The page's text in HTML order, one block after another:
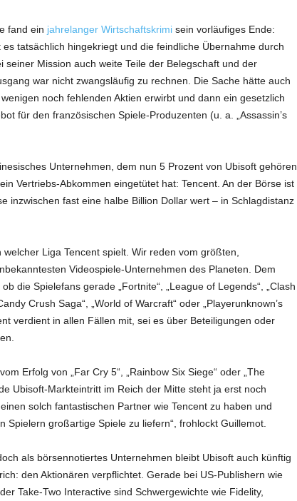
fand ein jahrelanger Wirtschaftskrimisein vorläufiges Ende:
tatsächlich hingekriegt und die feindliche Übernahme durch
seiner Mission auch weite Teile der Belegschaft und der
war nicht zwangsläufig zu rechnen. Die Sache hätte auch
noch fehlenden Aktien erwirbt und dann ein gesetzlich
für den französischen Spiele-Produzenten (u. a. „Assassin’s
Unternehmen, dem nun 5 Prozent von Ubisoft gehören
Vertriebs-Abkommen eingetütet hat: Tencent. An der Börse ist
inzwischen fast eine halbe Billion Dollar wert – in Schlagdistanz
Liga Tencent spielt. Wir reden vom größten,
Videospiele-Unternehmen des Planeten. Dem
die Spielefans gerade „Fortnite“, „League of Legends“, „Clash
Crush Saga“, „World of Warcraft“ oder „Playerunknown’s
verdient in allen Fällen mit, sei es über Beteiligungen oder
Erfolg von „Far Cry 5“, „Rainbow Six Siege“ oder „The
Ubisoft-Markteintritt im Reich der Mitte steht ja erst noch
solch fantastischen Partner wie Tencent zu haben und
Spielern großartige Spiele zu liefern“, frohlockt Guillemot.
als börsennotiertes Unternehmen bleibt Ubisoft auch künftig
den Aktionären verpflichtet. Gerade bei US-Publishern wie
Take-Two Interactive sind Schwergewichte wie Fidelity,